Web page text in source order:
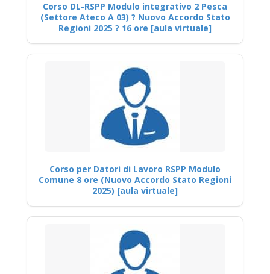
Corso DL-RSPP Modulo integrativo 2 Pesca
(Settore Ateco A 03) ? Nuovo Accordo Stato
Regioni 2025 ? 16 ore [aula virtuale]
Corso per Datori di Lavoro RSPP Modulo
Comune 8 ore (Nuovo Accordo Stato Regioni
2025) [aula virtuale]